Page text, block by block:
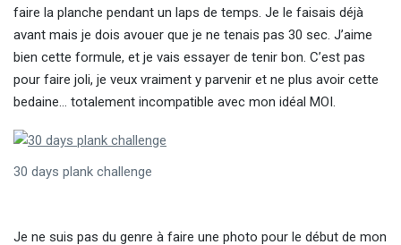
faire la planche pendant un laps de temps. Je le faisais déjà
avant mais je dois avouer que je ne tenais pas 30 sec. J’aime
bien cette formule, et je vais essayer de tenir bon. C’est pas
pour faire joli, je veux vraiment y parvenir et ne plus avoir cette
bedaine… totalement incompatible avec mon idéal MOI.
30 days plank challenge
Je ne suis pas du genre à faire une photo pour le début de mon